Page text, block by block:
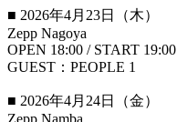
■ 2026年4月23日（木）
Zepp Nagoya
OPEN 18:00 / START 19:00
GUEST：PEOPLE 1
■ 2026年4月24日（金）
Zepp Namba